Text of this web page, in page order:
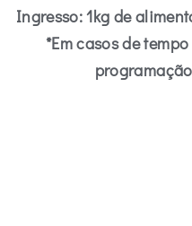
Ingresso: 1kg de
*Em casos de